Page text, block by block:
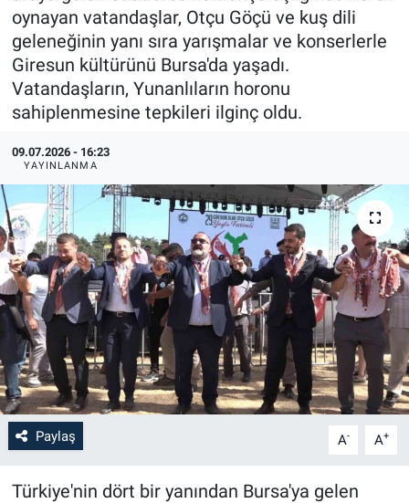
oynayan vatandaşlar, Otçu Göçü ve kuş dili
geleneğinin yanı sıra yarışmalar ve konserlerle
Giresun kültürünü Bursa'da yaşadı.
Vatandaşların, Yunanlıların horonu
sahiplenmesine tepkileri ilginç oldu.
09.07.2026 - 16:23
YAYINLANMA
Paylaş A- A+
Türkiye'nin dört bir yanından Bursa'ya gelen